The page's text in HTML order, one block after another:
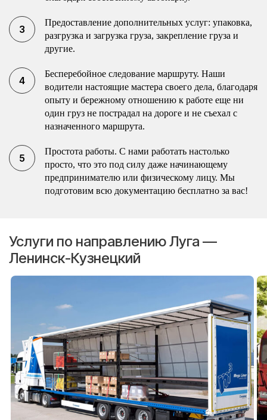
Предоставление дополнительных услуг: упаковка,
разгрузка и загрузка груза, закрепление груза и
другие.
Бесперебойное следование маршруту. Наши
водители настоящие мастера своего дела, благодаря
опыту и бережному отношению к работе еще ни
один груз не пострадал на дороге и не съехал с
назначенного маршрута.
Простота работы. С нами работать настолько
просто, что это под силу даже начинающему
предпринимателю или физическому лицу. Мы
подготовим всю документацию бесплатно за вас!
Услуги по направлению Луга —
Ленинск-Кузнецкий